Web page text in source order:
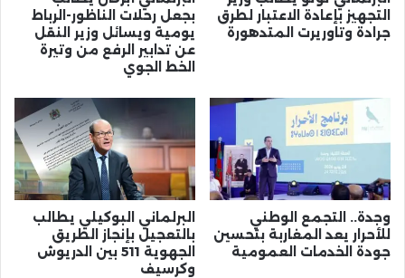
التجهيز بإعادة الاعتبار لطرق
جرادة وتاوريرت المتدهورة
بجعل رحلات الناظور-الرباط
يومية ويسائل وزير النقل
عن تدابير الرفع من وتيرة
الخط الجوي
وجدة.. التجمع الوطني
للأحرار يعد المغاربة بتحسين
جودة الخدمات العمومية
البرلماني البوكيلي يطالب
بالتعجيل بإنجاز الطريق
الجهوية 511 بين الدريوش
وكرسيف